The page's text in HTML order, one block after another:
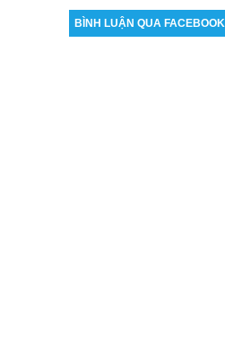
BÌNH LUẬN QUA FACEBOOK